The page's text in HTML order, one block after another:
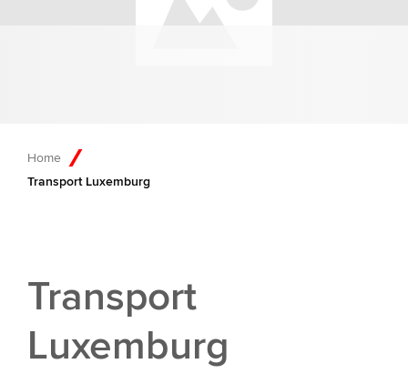
Home
Transport Luxemburg
Transport
Luxemburg